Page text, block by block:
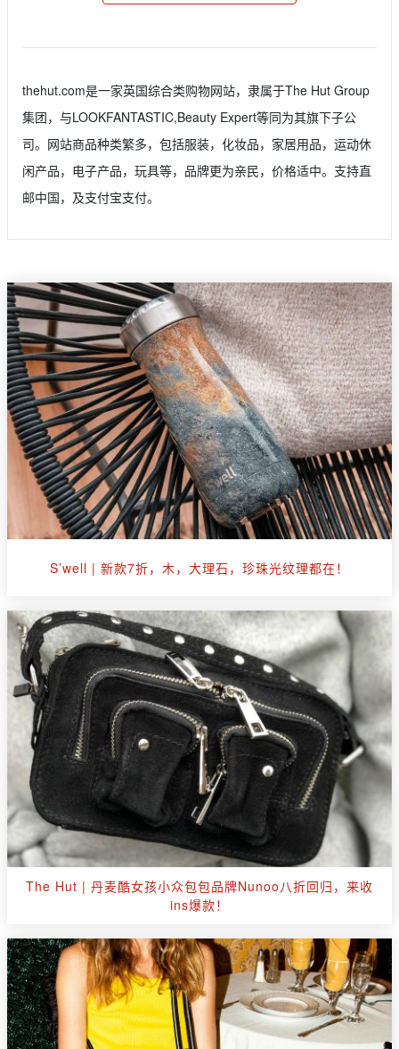
thehut.com是一家英国综合类购物网站，隶属于The Hut Group
集团，与LOOKFANTASTIC,Beauty Expert等同为其旗下子公
司。网站商品种类繁多，包括服装，化妆品，家居用品，运动休
闲产品，电子产品，玩具等，品牌更为亲民，价格适中。支持直
邮中国，及支付宝支付。
S’well | 新款7折，木，大理石，珍珠光纹理都在！
The Hut | 丹麦酷女孩小众包包品牌Nunoo八折回归，来收
ins爆款！